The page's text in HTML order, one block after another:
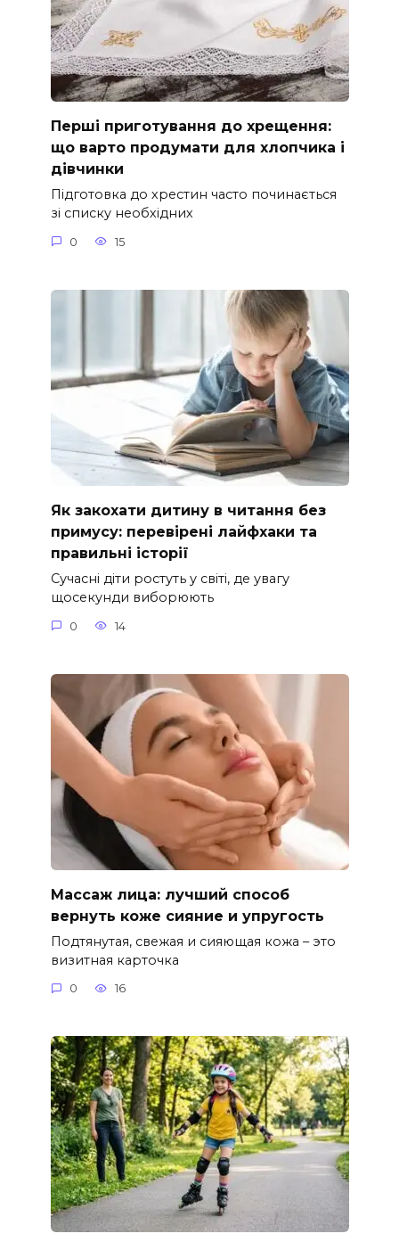
Перші приготування до хрещення:
що варто продумати для хлопчика і
дівчинки
Підготовка до хрестин часто починається
зі списку необхідних
0 15
Як закохати дитину в читання без
примусу: перевірені лайфхаки та
правильні історії
Сучасні діти ростуть у світі, де увагу
щосекунди виборюють
0 14
Массаж лица: лучший способ
вернуть коже сияние и упругость
Подтянутая, свежая и сияющая кожа – это
визитная карточка
0 16